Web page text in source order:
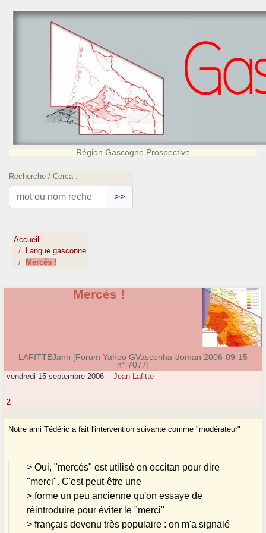
Région Gascogne Prospective
Recherche / Cerca :
>>
Accueil
Langue gasconne
Mercés !
Mercés !
LAFITTEJann [Forum Yahoo GVasconha-doman 2006-09-15
n° 7077]
vendredi 15 septembre 2006 - Jean Lafitte
2
Notre ami Tédéric a fait l'intervention suivante comme "modérateur"
> Oui, "mercés" est utilisé en occitan pour dire
"merci". C'est peut-être une
> forme un peu ancienne qu'on essaye de
réintroduire pour éviter le "merci"
> français devenu très populaire : on m'a signalé